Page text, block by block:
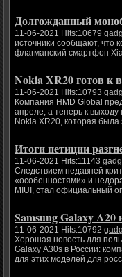
Долгожданный
11-06-2021 Hits:10679
источники сообщают, что
флагманский смартфон
Nokia XR20 готов к
11-06-2021 Hits:10793
Компания HMD Global
апреле, а теперь к
Nokia XR20, которая
Итоги петиции
11-06-2021 Hits:11143
Следствием недавней
«особенностями» и
MIUI, стал официальный
Samsung Galaxy
11-06-2021 Hits:10792
Хорошая новость для
Galaxy A30s в России:
для этих моделей для